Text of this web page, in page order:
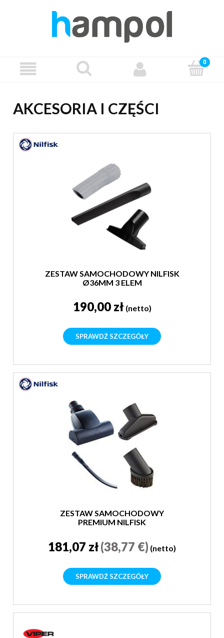
AKCESORIA I CZĘŚCI
ZESTAW SAMOCHODOWY NILFISK
Ø36MM 3 ELEM
190,00 zł (netto)
SPRAWDŹ SZCZEGÓŁY
ZESTAW SAMOCHODOWY
PREMIUM NILFISK
181,07 zł(38,77 €) (netto)
SPRAWDŹ SZCZEGÓŁY